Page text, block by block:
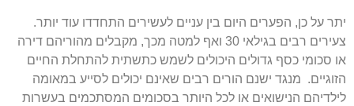
יתר על כן, הפערים היום בין עניים לעשירים התחדדו עוד יותר.
צעירים רבים בגילאי 30 ואף למטה מכך, מקבלים מהוריהם דירה
או סכומי כסף גדולים היכולים לשמש כתשתית להתחלת החיים
הזוגיים. מנגד ישנם הורים רבים שאינם יכולים לסייע במאומה
לילדיהם הנישואים או לכל היותר בסכומים המסתכמים בעשרות